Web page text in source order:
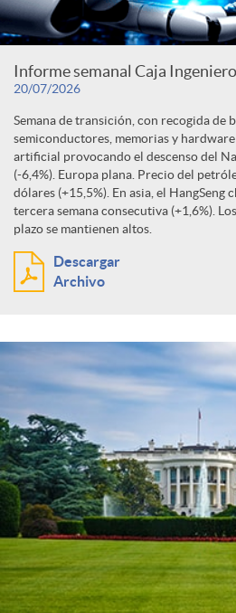
Informe semanal Caja
20/07/2026
Semana de transición, con recogida de
semiconductores, memorias y
artificial provocando el descenso del
(-6,4%). Europa plana. Precio del
dólares (+15,5%). En asia, el
tercera semana consecutiva (+1,6%).
plazo se mantienen altos.
Descargar
Archivo